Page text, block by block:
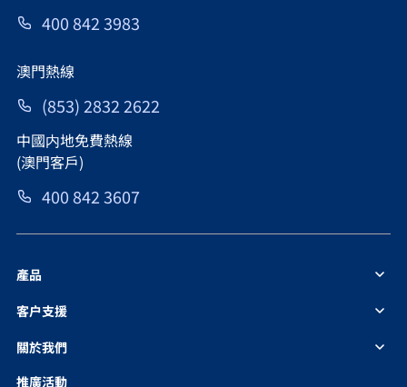
400 842 3983
澳門熱線
(853) 2832 2622
中國内地免費熱線
(澳門客戶)
400 842 3607
產品
客户支援
關於我們
推廣活動